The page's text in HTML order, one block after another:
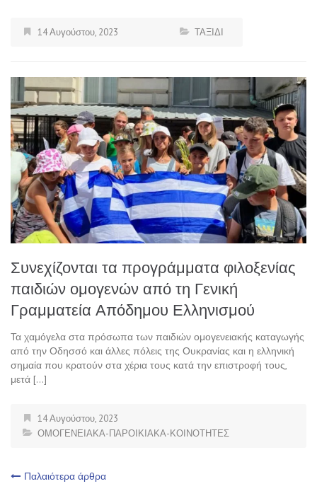
14 Αυγούστου, 2023 ΤΑΞΙΔΙ
Συνεχίζονται τα προγράμματα φιλοξενίας
παιδιών ομογενών από τη Γενική
Γραμματεία Απόδημου Ελληνισμού
Τα χαμόγελα στα πρόσωπα των παιδιών ομογενειακής καταγωγής
από την Οδησσό και άλλες πόλεις της Ουκρανίας και η ελληνική
σημαία που κρατούν στα χέρια τους κατά την επιστροφή τους,
μετά […]
14 Αυγούστου, 2023
ΟΜΟΓΕΝΕΙΑΚΑ-ΠΑΡΟΙΚΙΑΚΑ-ΚΟΙΝΟΤΗΤΕΣ
Παλαιότερα άρθρα